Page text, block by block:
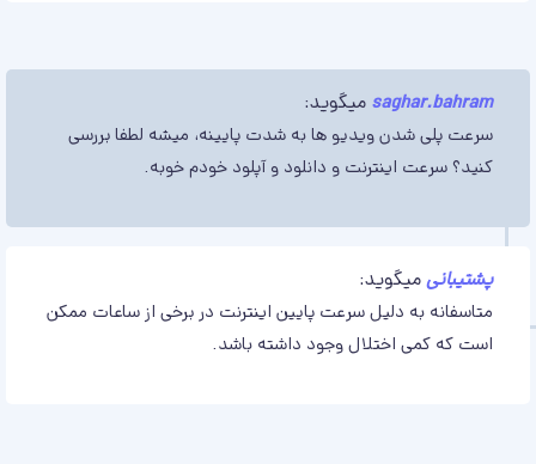
saghar.bahram میگوید:
سرعت پلی شدن ویدیو ها به شدت پایینه، میشه لطفا بررسی
کنید؟ سرعت اینترنت و دانلود و آپلود خودم خوبه.
پشتیبانیمیگوید:
متاسفانه به دلیل سرعت پایین اینترنت در برخی از ساعات ممکن
است که کمی اختلال وجود داشته باشد.